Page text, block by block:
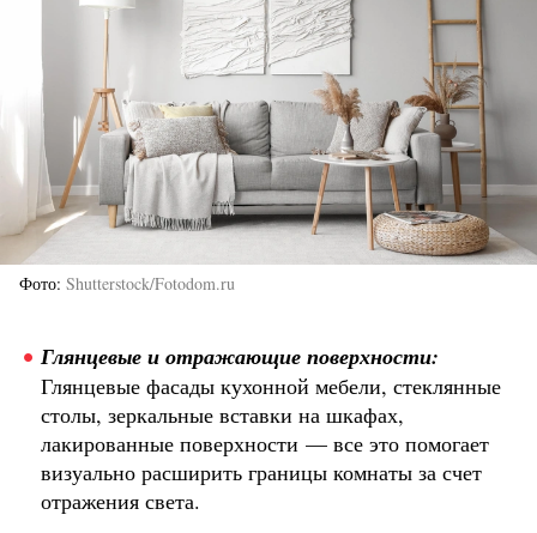
Фото Shutterstock/Fotodom.ru
Глянцевые и отражающие поверхности:
Глянцевые фасады кухонной мебели, стеклянные
столы, зеркальные вставки на шкафах,
лакированные поверхности — все это помогает
визуально расширить границы комнаты за счет
отражения света.